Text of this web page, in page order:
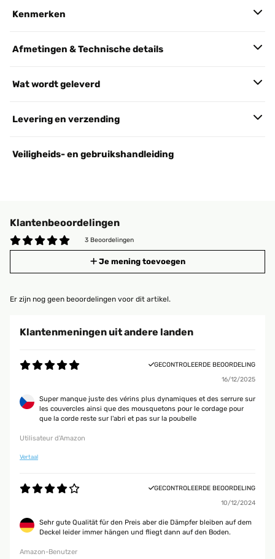
Kenmerken
Afmetingen & Technische details
Wat wordt geleverd
Levering en verzending
Veiligheids- en gebruikshandleiding
Klantenbeoordelingen
3 Beoordelingen
Je mening toevoegen
Er zijn nog geen beoordelingen voor dit artikel.
Klantenmeningen uit andere landen
GECONTROLEERDE BEOORDELING
16/12/2025
Super manque juste des vérins plus dynamiques et des serrure sur
les couvercles ainsi que des mousquetons pour le cordage pour
que la corde reste sur l'abri et pas sur la poubelle
Utilisateur d'Amazon
Vertaal
GECONTROLEERDE BEOORDELING
10/12/2024
Sehr gute Qualität für den Preis aber die Dämpfer bleiben auf dem
Deckel leider immer hängen und fliegt dann auf den Boden.
Amazon-Benutzer